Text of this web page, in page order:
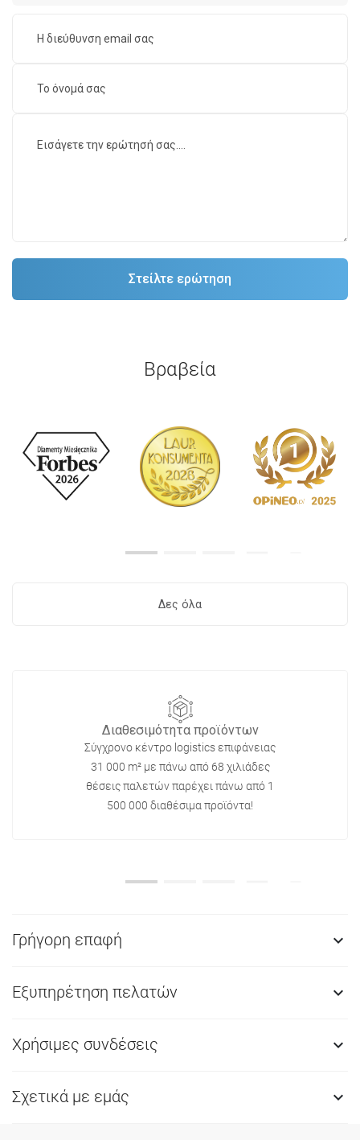
Βραβεία
Δες όλα
Διαθεσιμότητα προϊόντων
Σύγχρονο κέντρο logistics επιφάνειας
31 000 m² με πάνω από 68 χιλιάδες
θέσεις παλετών παρέχει πάνω από 1
500 000 διαθέσιμα προϊόντα!
Γρήγορη επαφή 
Εξυπηρέτηση πελατών 
Χρήσιμες συνδέσεις 
Σχετικά με εμάς 